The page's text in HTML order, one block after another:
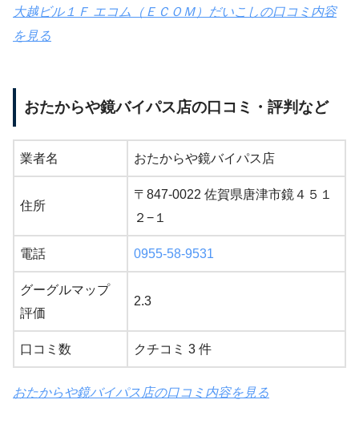
大越ビル１Ｆ エコム（ＥＣＯＭ）だいこしの口コミ内容
を見る
おたからや鏡バイパス店の口コミ・評判など
業者名 おたからや鏡バイパス店
住所
〒847-0022 佐賀県唐津市鏡４５１
２−１
電話 0955-58-9531
グーグルマップ
評価
2.3
口コミ数 クチコミ 3 件
おたからや鏡バイパス店の口コミ内容を見る